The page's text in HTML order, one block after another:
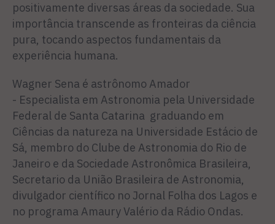
positivamente diversas áreas da sociedade. Sua
importância transcende as fronteiras da ciência
pura, tocando aspectos fundamentais da
experiência humana.
Wagner Sena é astrônomo Amador
- Especialista em Astronomia pela Universidade
Federal de Santa Catarina graduando em
Ciências da natureza na Universidade Estácio de
Sá, membro do Clube de Astronomia do Rio de
Janeiro e da Sociedade Astronômica Brasileira,
Secretario da União Brasileira de Astronomia,
divulgador científico no Jornal Folha dos Lagos e
no programa Amaury Valério da Rádio Ondas.